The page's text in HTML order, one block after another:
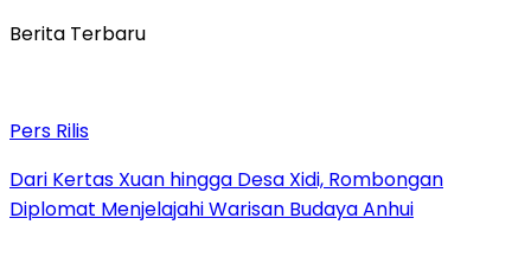
Berita Terbaru
Pers Rilis
Dari Kertas Xuan hingga Desa Xidi, Rombongan
Diplomat Menjelajahi Warisan Budaya Anhui